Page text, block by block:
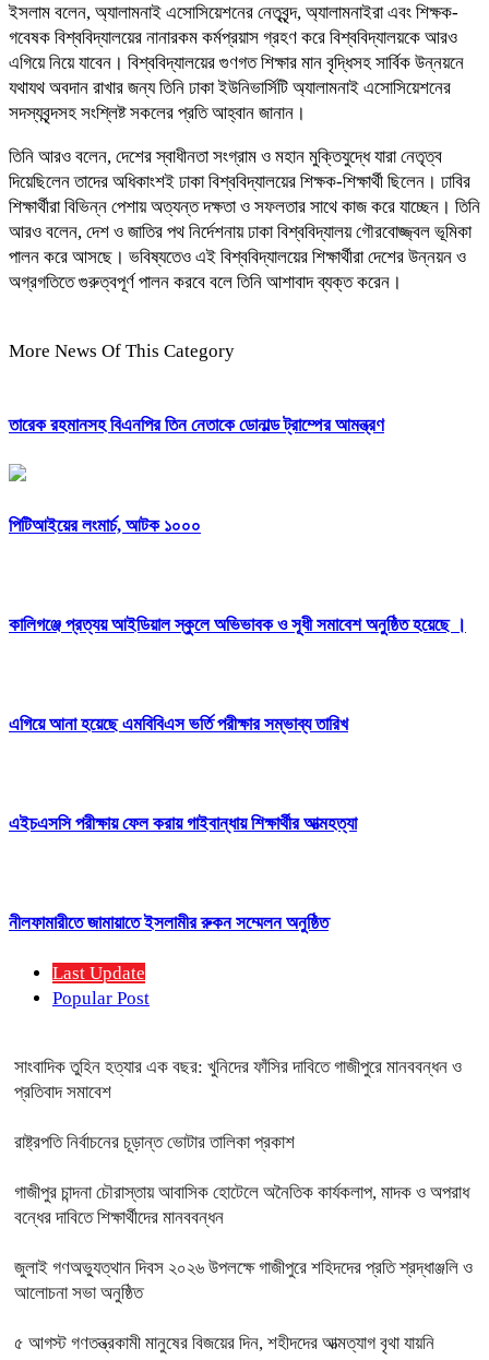
ইসলাম বলেন, অ্যালামনাই এসোসিয়েশনের নেতৃবৃন্দ, অ্যালামনাইরা এবং শিক্ষক-
গবেষক বিশ্ববিদ্যালয়ের নানারকম কর্মপ্রয়াস গ্রহণ করে বিশ্ববিদ্যালয়কে আরও
এগিয়ে নিয়ে যাবেন। বিশ্ববিদ্যালয়ের গুণগত শিক্ষার মান বৃদ্ধিসহ সার্বিক উন্নয়নে
যথাযথ অবদান রাখার জন্য তিনি ঢাকা ইউনিভার্সিটি অ্যালামনাই এসোসিয়েশনের
সদস্যবৃন্দসহ সংশ্লিষ্ট সকলের প্রতি আহ্বান জানান।
তিনি আরও বলেন, দেশের স্বাধীনতা সংগ্রাম ও মহান মুক্তিযুদ্ধে যারা নেতৃত্ব
দিয়েছিলেন তাদের অধিকাংশই ঢাকা বিশ্ববিদ্যালয়ের শিক্ষক-শিক্ষার্থী ছিলেন। ঢাবির
শিক্ষার্থীরা বিভিন্ন পেশায় অত্যন্ত দক্ষতা ও সফলতার সাথে কাজ করে যাচ্ছেন। তিনি
আরও বলেন, দেশ ও জাতির পথ নির্দেশনায় ঢাকা বিশ্ববিদ্যালয় গৌরবোজ্জ্বল ভূমিকা
পালন করে আসছে। ভবিষ্যতেও এই বিশ্ববিদ্যালয়ের শিক্ষার্থীরা দেশের উন্নয়ন ও
অগ্রগতিতে গুরুত্বপূর্ণ পালন করবে বলে তিনি আশাবাদ ব্যক্ত করেন।
More News Of This Category
তারেক রহমানসহ বিএনপির তিন নেতাকে ডোনাল্ড ট্রাম্পের আমন্ত্রণ
পিটিআইয়ের লংমার্চ, আটক ১০০০
কালিগঞ্জে প্রত্যয় আইডিয়াল স্কুলে অভিভাবক ও সূধী সমাবেশ অনুষ্ঠিত হয়েছে ।
এগিয়ে আনা হয়েছে এমবিবিএস ভর্তি পরীক্ষার সম্ভাব্য তারিখ
এইচএসসি পরীক্ষায় ফেল করায় গাইবান্ধায় শিক্ষার্থীর আত্মহত্যা
নীলফামারীতে জামায়াতে ইসলামীর রুকন সম্মেলন অনুষ্ঠিত
Last Update
Popular Post
সাংবাদিক তুহিন হত্যার এক বছর: খুনিদের ফাঁসির দাবিতে গাজীপুরে মানববন্ধন ও
প্রতিবাদ সমাবেশ
রাষ্ট্রপতি নির্বাচনের চূড়ান্ত ভোটার তালিকা প্রকাশ
গাজীপুর চান্দনা চৌরাস্তায় আবাসিক হোটেলে অনৈতিক কার্যকলাপ, মাদক ও অপরাধ
বন্ধের দাবিতে শিক্ষার্থীদের মানববন্ধন
জুলাই গণঅভ্যুত্থান দিবস ২০২৬ উপলক্ষে গাজীপুরে শহিদদের প্রতি শ্রদ্ধাঞ্জলি ও
আলোচনা সভা অনুষ্ঠিত
৫ আগস্ট গণতন্ত্রকামী মানুষের বিজয়ের দিন, শহীদদের আত্মত্যাগ বৃথা যায়নি